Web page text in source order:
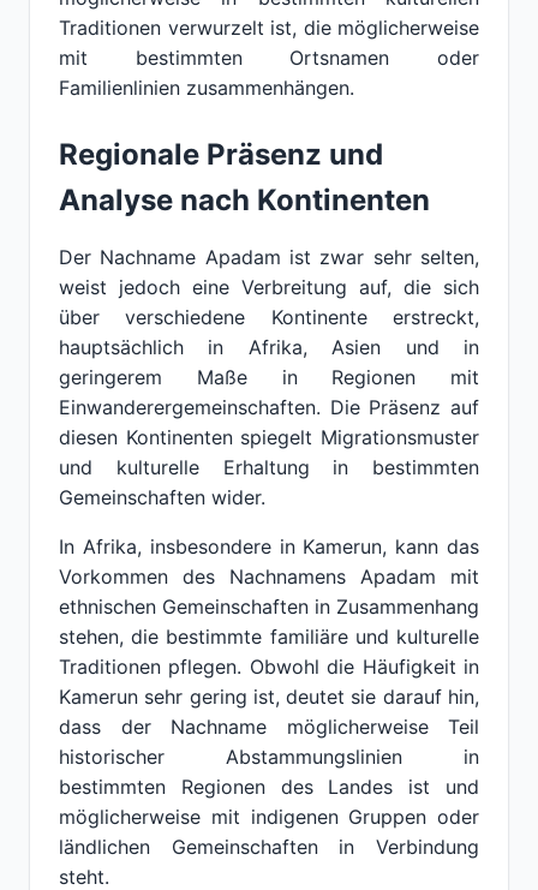
Traditionen verwurzelt ist, die möglicherweise
mit bestimmten Ortsnamen oder
Familienlinien zusammenhängen.
Regionale Präsenz und
Analyse nach Kontinenten
Der Nachname Apadam ist zwar sehr selten,
weist jedoch eine Verbreitung auf, die sich
über verschiedene Kontinente erstreckt,
hauptsächlich in Afrika, Asien und in
geringerem Maße in Regionen mit
Einwanderergemeinschaften. Die Präsenz auf
diesen Kontinenten spiegelt Migrationsmuster
und kulturelle Erhaltung in bestimmten
Gemeinschaften wider.
In Afrika, insbesondere in Kamerun, kann das
Vorkommen des Nachnamens Apadam mit
ethnischen Gemeinschaften in Zusammenhang
stehen, die bestimmte familiäre und kulturelle
Traditionen pflegen. Obwohl die Häufigkeit in
Kamerun sehr gering ist, deutet sie darauf hin,
dass der Nachname möglicherweise Teil
historischer Abstammungslinien in
bestimmten Regionen des Landes ist und
möglicherweise mit indigenen Gruppen oder
ländlichen Gemeinschaften in Verbindung
steht.